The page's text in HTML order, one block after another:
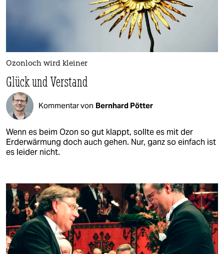
Ozonloch wird kleiner
Glück und Verstand
Kommentar von Bernhard Pötter
Wenn es beim Ozon so gut klappt, sollte es mit der
Erderwärmung doch auch gehen. Nur, ganz so einfach ist
es leider nicht.